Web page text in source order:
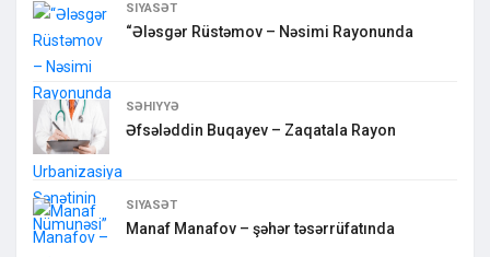
SIYASƏT
“Ələsgər Rüstəmov – Nəsimi Rayonunda
SƏHIYYƏ
Əfsələddin Buqayev – Zaqatala Rayon
SIYASƏT
Manaf Manafov – şəhər təsərrüfatında